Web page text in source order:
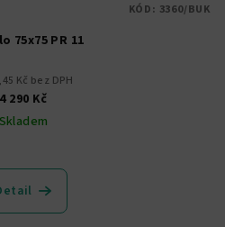
75x75 PR 11
Kč bez DPH
4 290 Kč
Skladem
KÓD: 3360/BUK